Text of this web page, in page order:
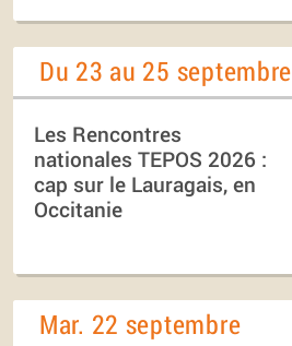
Du 23 au 25 septembre
Les Rencontres
nationales TEPOS 2026 :
cap sur le Lauragais, en
Occitanie
Mar. 22 septembre